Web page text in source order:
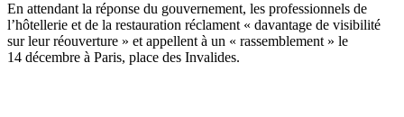
En attendant la réponse du gouvernement, les professionnels de
l’hôtellerie et de la restauration réclament « davantage de visibilité
sur leur réouverture » et appellent à un « rassemblement » le
14 décembre à Paris, place des Invalides.